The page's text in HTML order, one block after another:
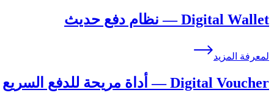
Digital Wallet — نظام دفع حديث
لمعرفة المزيد
Digital Voucher — أداة مريحة للدفع السريع